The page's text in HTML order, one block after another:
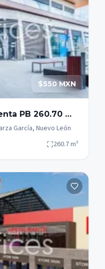
$550 MXN
m2
García, Nuevo León
260.7m²